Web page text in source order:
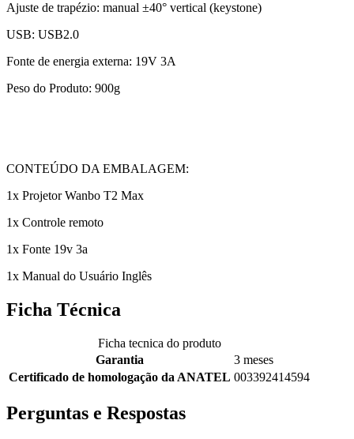
Ajuste de trapézio: manual ±40° vertical (keystone)
USB: USB2.0
Fonte de energia externa: 19V 3A
Peso do Produto: 900g
CONTEÚDO DA EMBALAGEM:
1x Projetor Wanbo T2 Max
1x Controle remoto
1x Fonte 19v 3a
1x Manual do Usuário Inglês
Ficha Técnica
Ficha tecnica do produto
Garantia
3 meses
Certificado de homologação da ANATEL 003392414594
Perguntas e Respostas